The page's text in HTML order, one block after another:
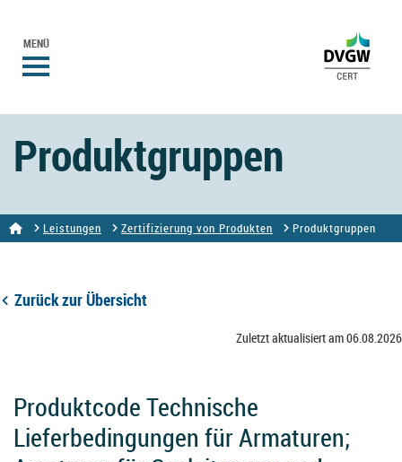
MENÜ
Produktgruppen
Leistungen Zertifizierung von Produkten Produktgruppen
Zurück zur Übersicht
Zuletzt aktualisiert am 06.08.2026
Produktcode Technische
Lieferbedingungen für Armaturen;